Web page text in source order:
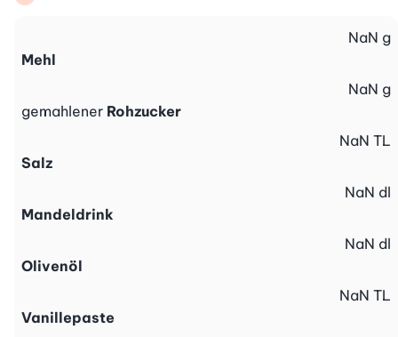
Mehl
NaN g
gemahlener Rohzucker
NaN g
Salz
NaN TL
Mandeldrink
NaN dl
Olivenöl
NaN dl
Vanillepaste
NaN TL